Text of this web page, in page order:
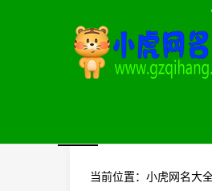
当前位置： 小虎网名大